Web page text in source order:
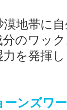
漠地帯に
分のワッ
力を発揮
ーンズワ